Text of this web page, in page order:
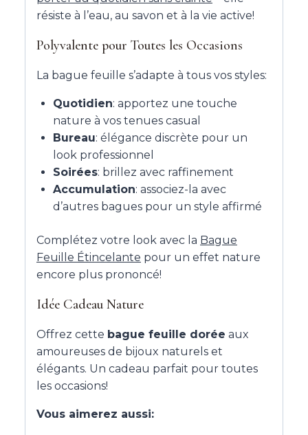
résiste à l’eau, au savon et à la vie active!
Polyvalente pour Toutes les Occasions
La bague feuille s’adapte à tous vos styles:
Quotidien: apportez une touche
nature à vos tenues casual
Bureau: élégance discrète pour un
look professionnel
Soirées: brillez avec raffinement
Accumulation: associez-la avec
d’autres bagues pour un style affirmé
Complétez votre look avec la Bague
Feuille Étincelante pour un effet nature
encore plus prononcé!
Idée Cadeau Nature
Offrez cette bague feuille dorée aux
amoureuses de bijoux naturels et
élégants. Un cadeau parfait pour toutes
les occasions!
Vous aimerez aussi: